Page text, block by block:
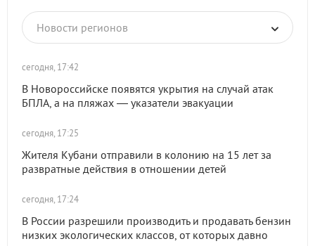
Новости регионов
сегодня, 17:42
В Новороссийске появятся укрытия на случай атак
БПЛА, а на пляжах — указатели эвакуации
сегодня, 17:25
Жителя Кубани отправили в колонию на 15 лет за
развратные действия в отношении детей
сегодня, 17:24
В России разрешили производить и продавать бензин
низких экологических классов, от которых давно